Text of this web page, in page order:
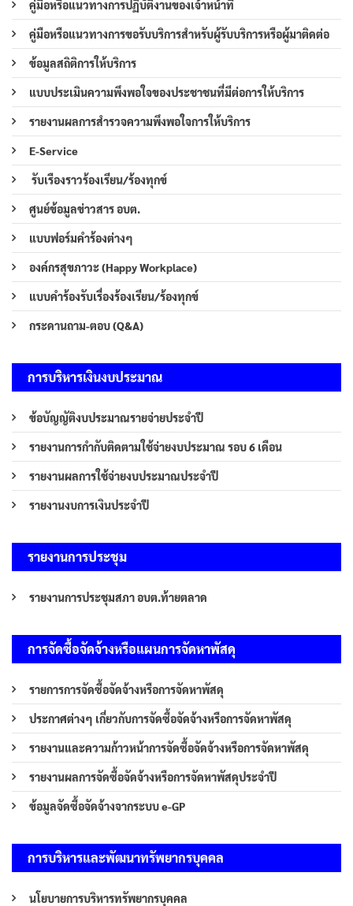
คู่มือหรือแนวทางการปฏิบัติงานของเจ้าหน้าที่
คู่มือหรือแนวทางการขอรับบริการสำหรับผู้รับบริการหรือผู้มาติดต่อ
ข้อมูลสถิติการให้บริการ
แบบประเมินความพึงพอใจของประชาชนที่มีต่อการให้บริการ
รายงานผลการสำรวจความพึงพอใจการให้บริการ
E-Service
รับเรืองราวร้องเรียน/ร้องทุกข์
ศูนย์ข้อมูลข่าวสาร อบต.
แบบฟอร์มคำร้องต่างๆ
องค์กรสุขภาวะ (Happy Workplace)
แบบคำร้องรับเรื่องร้องเรียน/ร้องทุกข์
กระดานถาม-ตอบ (Q&A)
การบริหารเงินงบประมาณ
ข้อบัญญัติงบประมาณรายจ่ายประจำปี
รายงานการกำกับติดตามใช้จ่ายงบประมาณ รอบ 6 เดือน
รายงานผลการใช้จ่ายงบประมาณประจำปี
รายงานงบการเงินประจำปี
รายงานการประชุม
รายงานการประชุมสภา อบต.ท้ายตลาด
การจัดซื้อจัดจ้างหรือแผนการจัดหาพัสดุ
รายการการจัดซื้อจัดจ้างหรือการจัดหาพัสดุ
ประกาศต่างๆ เกี่ยวกับการจัดซื้อจัดจ้างหรือการจัดหาพัสดุ
รายงานและความก้าวหน้าการจัดซื้อจัดจ้างหรือการจัดหาพัสดุ
รายงานผลการจัดซื้อจัดจ้างหรือการจัดหาพัสดุประจำปี
ข้อมูลจัดซื้อจัดจ้างจากระบบ e-GP
การบริหารและพัฒนาทรัพยากรบุคคล
นโยบายการบริหารทรัพยากรบุคคล